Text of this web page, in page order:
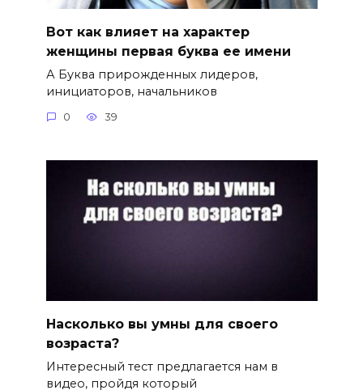
Вот как влияет на характер
женщины первая буква ее имени
А Буква прирожденных лидеров,
инициаторов, начальников
0 39
Насколько вы умны для своего
возраста?
Интересный тест предлагается нам в
видео, пройдя который